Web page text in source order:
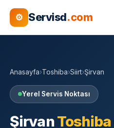
⚙ Servisd.com
Anasayfa›Toshiba›Siirt›Şirvan
Yerel Servis Noktası
ŞirvanToshiba